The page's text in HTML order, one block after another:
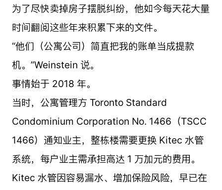
为了尽快卖掉房子摆脱纠纷，他如今每天花大量
时间翻阅这些年来积累下来的文件。
“他们（公寓公司）简直把我的账单当成提款
机。”Weinstein 说。
事情始于 2018 年。
当时，公寓管理方 Toronto Standard
Condominium Corporation No. 1466（TSCC
1466）通知业主，整栋楼需要更换 Kitec 水管
系统，每户业主需承担高达 1 万加元的费用。
Kitec 水管因容易漏水、增加保险风险，早已在